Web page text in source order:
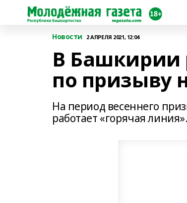
Новости 2 АПРЕЛЯ 2021, 12:04
В Башкирии
по призыву
На период весеннего
работает «горячая линия».